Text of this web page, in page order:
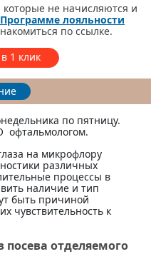
которые не начисляются и
Программе лояльности
по ссылке.
1 клик
по пятницу.
офтальмологом.
на микрофлору
различных
процессы в
наличие и тип
быть причиной
чувствительность к
посева отделяемого